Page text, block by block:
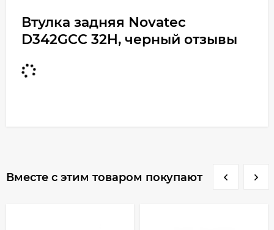
Втулка задняя Novatec
D342GCC 32H, черный отзывы
Вместе с этим товаром покупают